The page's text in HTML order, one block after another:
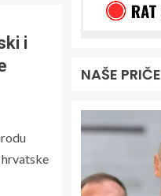
i
NAŠE PRIČE